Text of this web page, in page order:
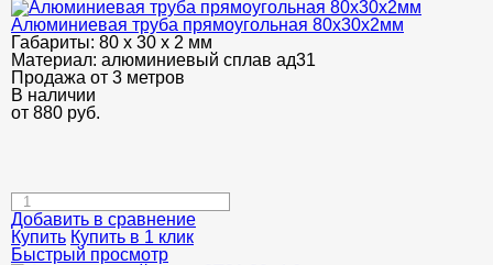
Алюминиевая труба прямоугольная 80х30х2мм
Габариты: 80 х 30 х 2 мм
Материал: алюминиевый сплав ад31
Продажа от 3 метров
В наличии
от 880 руб.
Добавить в сравнение
Купить Купить в 1 клик
Быстрый просмотр